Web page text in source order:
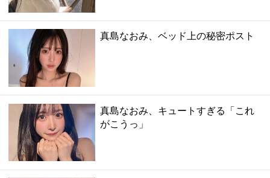
真島なおみ、ベッド上の秘密ポスト
真島なおみ、キュートすぎる「これ
がこうっ」